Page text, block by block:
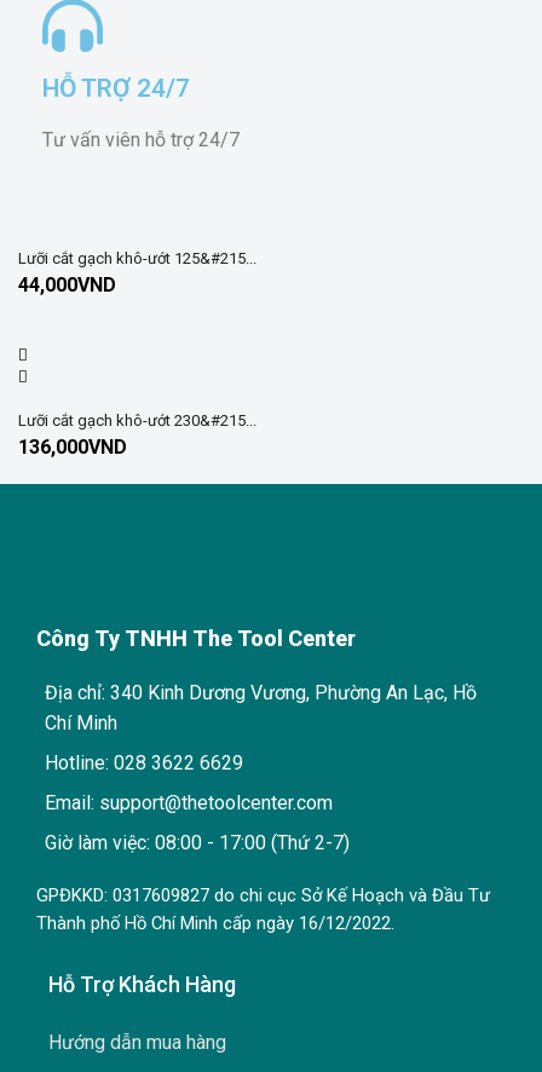
HỖ TRỢ 24/7
Tư vấn viên hỗ trợ 24/7
Lưỡi cắt gạch khô-ướt 125&#215...
44,000VND
Lưỡi cắt gạch khô-ướt 230&#215...
136,000VND
Công Ty TNHH The Tool Center
Địa chỉ: 340 Kinh Dương Vương, Phường An Lạc, Hồ
Chí Minh
Hotline: 028 3622 6629
Email: support@thetoolcenter.com
Giờ làm việc: 08:00 - 17:00 (Thứ 2-7)
GPĐKKD: 0317609827 do chi cục Sở Kế Hoạch và Đầu Tư
Thành phố Hồ Chí Minh cấp ngày 16/12/2022.
Hỗ Trợ Khách Hàng
Hướng dẫn mua hàng